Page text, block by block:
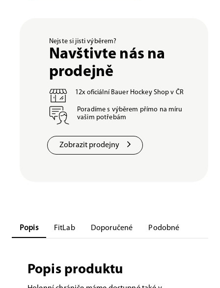
Nejste si jisti výběrem?
Navštivte nás na
prodejně
12x oficiální Bauer Hockey Shop v ČR
Poradíme s výběrem přímo na míru
vašim potřebám
Zobrazit prodejny
Popis FitLab Doporučené Podobné
Popis produktu